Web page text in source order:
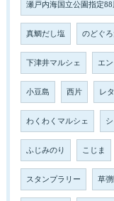
瀬戸内海国立公園指定88
真鯛だし塩 のどぐ
下津井マルシェ エ
小豆島 西片 レ
わくわくマルシェ
ふじみのり こじま
スタンプラリー 草彅